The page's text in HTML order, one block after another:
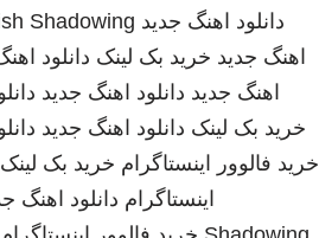
دانلود اهنگ جدید Shadowing
اهنگ جدید خرید بک لینک دانلود
اهنگ جدید دانلود اهنگ جدید
خرید بک لینک دانلود اهنگ جدید
خرید فالوور اینستاگرام خرید بک لینک
اینستاگرام دانلود اهنگ